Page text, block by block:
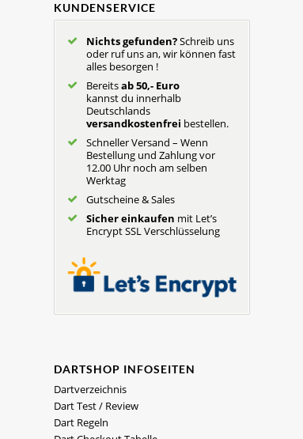
KUNDENSERVICE
Nichts gefunden?Schreib uns
oder ruf uns an, wir können fast
alles besorgen !
Bereitsab 50,- Euro
kannst du innerhalb
Deutschlands
versandkostenfrei bestellen.
Schneller Versand – Wenn
Bestellung und Zahlung vor
12.00 Uhr noch am selben
Werktag
Gutscheine & Sales
Sicher einkaufen mit Let’s
Encrypt SSL Verschlüsselung
DARTSHOP INFOSEITEN
Dartverzeichnis
Dart Test / Review
Dart Regeln